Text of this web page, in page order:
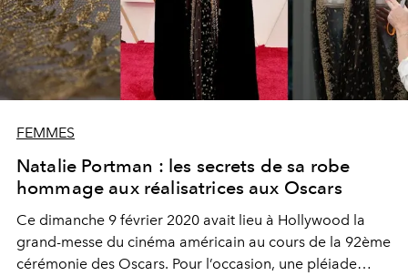
FEMMES
Natalie Portman : les secrets de sa robe
hommage aux réalisatrices aux Oscars
Ce dimanche 9 février 2020 avait lieu à Hollywood la
grand-messe du cinéma américain au cours de la 92ème
cérémonie des Oscars. Pour l’occasion, une pléiade